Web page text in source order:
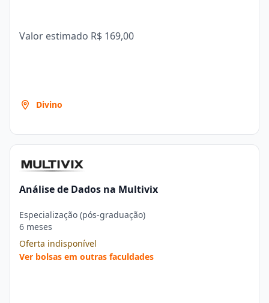
Valor estimado R$ 169,00
Divino
Análise de Dados na Multivix
Especialização (pós-graduação)
6 meses
Oferta indisponível
Ver bolsas em outras faculdades